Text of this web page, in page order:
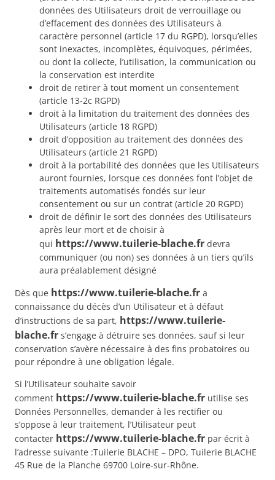
données des Utilisateurs droit de verrouillage ou
d’effacement des données des Utilisateurs à
caractère personnel (article 17 du RGPD), lorsqu’elles
sont inexactes, incomplètes, équivoques, périmées,
ou dont la collecte, l’utilisation, la communication ou
la conservation est interdite
droit de retirer à tout moment un consentement
(article 13-2c RGPD)
droit à la limitation du traitement des données des
Utilisateurs (article 18 RGPD)
droit d’opposition au traitement des données des
Utilisateurs (article 21 RGPD)
droit à la portabilité des données que les Utilisateurs
auront fournies, lorsque ces données font l’objet de
traitements automatisés fondés sur leur
consentement ou sur un contrat (article 20 RGPD)
droit de définir le sort des données des Utilisateurs
après leur mort et de choisir à
qui https://www.tuilerie-blache.fr devra
communiquer (ou non) ses données à un tiers qu’ils
aura préalablement désigné
Dès que https://www.tuilerie-blache.fr a
connaissance du décès d’un Utilisateur et à défaut
d’instructions de sa part, https://www.tuilerie-
blache.fr s’engage à détruire ses données, sauf si leur
conservation s’avère nécessaire à des fins probatoires ou
pour répondre à une obligation légale.
Si l’Utilisateur souhaite savoir
comment https://www.tuilerie-blache.fr utilise ses
Données Personnelles, demander à les rectifier ou
s’oppose à leur traitement, l’Utilisateur peut
contacter https://www.tuilerie-blache.fr par écrit à
l’adresse suivante :Tuilerie BLACHE – DPO, Tuilerie BLACHE
45 Rue de la Planche 69700 Loire-sur-Rhône.